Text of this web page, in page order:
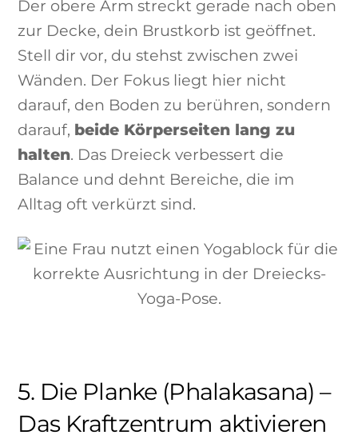
Der obere Arm streckt gerade nach oben
zur Decke, dein Brustkorb ist geöffnet.
Stell dir vor, du stehst zwischen zwei
Wänden. Der Fokus liegt hier nicht
darauf, den Boden zu berühren, sondern
darauf, beide Körperseiten lang zu
halten. Das Dreieck verbessert die
Balance und dehnt Bereiche, die im
Alltag oft verkürzt sind.
5. Die Planke (Phalakasana) –
Das Kraftzentrum aktivieren